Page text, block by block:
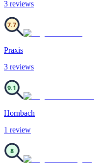
3 reviews
7.7
Praxis
3 reviews
9.1
Hornbach
1 review
8